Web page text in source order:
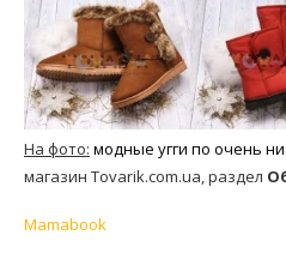
На фото: модные угги по очень
магазин Tovarik.com.ua, раздел
Mamabook